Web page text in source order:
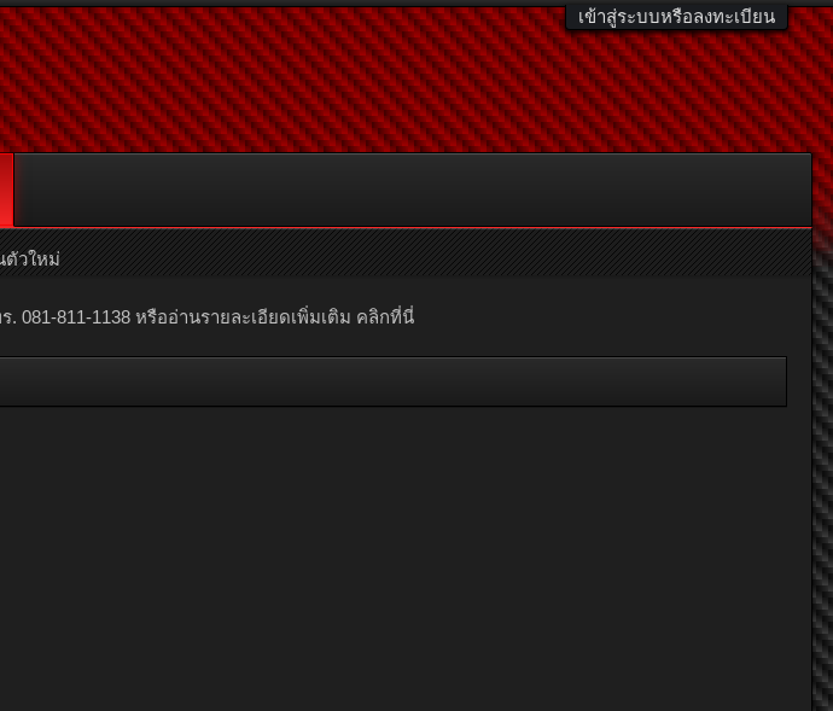
เข้าสู่ระบบหรือลงทะเบียน
. 081-811-1138 หรืออ่านรายละเอียดเพิ่มเติม คลิกที่นี่
วใหม่